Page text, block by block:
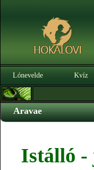
Lónevelde Kvíz
Aravae
Istálló -